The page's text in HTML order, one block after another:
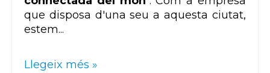
que disposa d'una seu a aquesta ciutat,
estem...
Llegeix més »